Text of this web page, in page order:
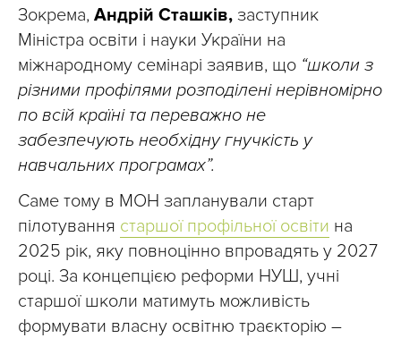
Зокрема, Андрій Сташків, заступник
Міністра освіти і науки України на
міжнародному семінарі заявив, що “школи з
різними профілями розподілені нерівномірно
по всій країні та переважно не
забезпечують необхідну гнучкість у
навчальних програмах”.
Саме тому в МОН запланували старт
пілотування старшої профільної освіти на
2025 рік, яку повноцінно впровадять у 2027
році. За концепцією реформи НУШ, учні
старшої школи матимуть можливість
формувати власну освітню траєкторію –